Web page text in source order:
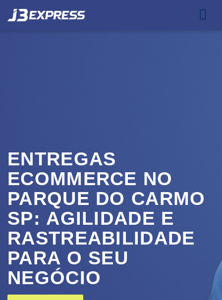
ENTREGAS
ECOMMERCE NO
PARQUE DO CARMO
SP: AGILIDADE E
RASTREABILIDADE
PARA O SEU
NEGÓCIO